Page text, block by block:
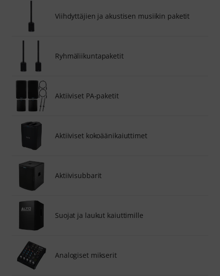
Viihdyttäjien ja akustisen musiikin paketit
Ryhmäliikuntapaketit
Aktiiviset PA-paketit
Aktiiviset kokoäänikaiuttimet
Aktiivisubbarit
Suojat ja laukut kaiuttimille
Analogiset mikserit